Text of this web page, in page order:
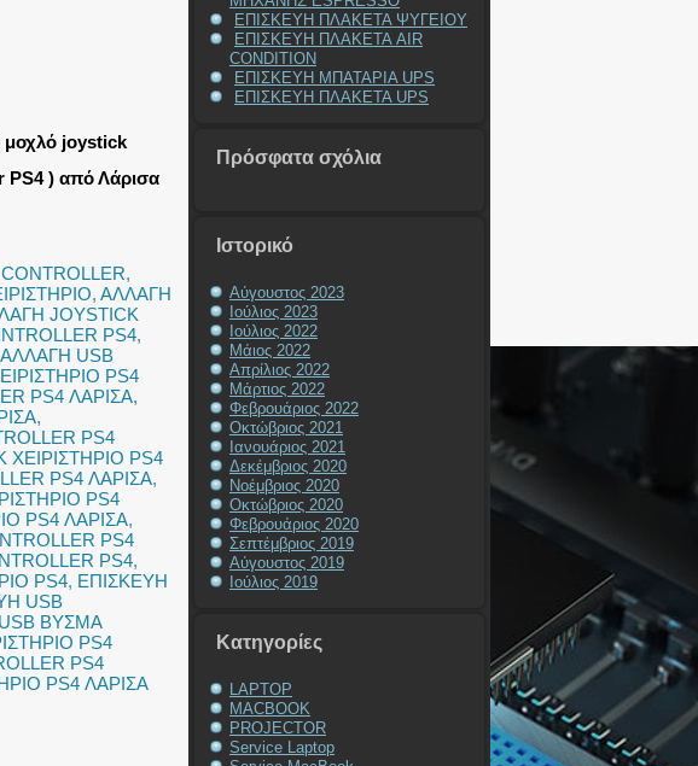
μοχλό joystick
PS4 ) από Λάρισα
,
, ΑΛΛΑΓΗ
JOYSTICK
PS4,
ΑΛΛΑΓΗ USB
PS4
PS4 ΛΑΡΙΣΑ,
,
PS4
ΧΕΙΡΙΣΤΗΡΙΟ PS4
PS4 ΛΑΡΙΣΑ,
PS4
PS4 ΛΑΡΙΣΑ,
PS4
PS4,
PS4, ΕΠΙΣΚΕΥΗ
USB
ΒΥΣΜΑ
PS4
PS4
PS4 ΛΑΡΙΣΑ
ΕΠΙΣΚΕΥΗ ΠΛΑΚΕΤΑ ΨΥΓΕΙΟΥ
ΕΠΙΣΚΕΥΗ ΠΛΑΚΕΤΑ AIR
CONDITION
ΕΠΙΣΚΕΥΗ ΜΠΑΤΑΡΙΑ UPS
ΕΠΙΣΚΕΥΗ ΠΛΑΚΕΤΑ UPS
Πρόσφατα σχόλια
Ιστορικό
Αύγουστος 2023
Ιούλιος 2023
Ιούλιος 2022
Μάιος 2022
Απρίλιος 2022
Μάρτιος 2022
Φεβρουάριος 2022
Οκτώβριος 2021
Ιανουάριος 2021
Δεκέμβριος 2020
Νοέμβριος 2020
Οκτώβριος 2020
Φεβρουάριος 2020
Σεπτέμβριος 2019
Αύγουστος 2019
Ιούλιος 2019
Kατηγορίες
LAPTOP
MACBOOK
PROJECTOR
Service Laptop